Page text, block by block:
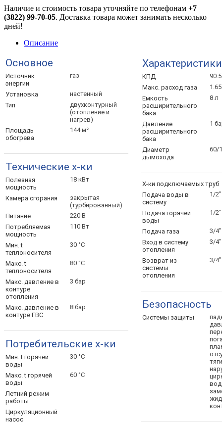
Наличие и стоимость товара уточняйте по телефонам +7
(3822) 99-70-05. Доставка товара может занимать несколько
дней!
Описание
Основное
Источник
энергии
газ
Установка
настенный
Тип
двухконтурный
(отопление и
нагрев)
Площадь
обогрева
144 м²
Технические х-ки
Полезная
мощность
18 кВт
Камера сгорания
закрытая
(турбированный)
Питание
220 В
Потребляемая
мощность
110 Вт
Мин. t
теплоносителя
30 °С
Макс. t
теплоносителя
80 °С
Макс. давление в
контуре
отопления
3 бар
Макс. давление в
контуре ГВС
8 бар
Потребительские х-ки
Мин. t горячей
воды
30 °С
Макс. t горячей
воды
60 °С
Летний режим
работы
Циркуляционный
насос
КПД
Макс. расход газа
Емкость
расширительного
бака
8 л
Давление
расширительного
бака
1
Диаметр
дымохода
60/
Х-ки подключаемых труб
Подача воды в
систему
1/2"
Подача горячей
воды
1/2"
Подача газа
3/4"
Вход в систему
отопления
3/4"
Возврат из
системы
отопления
3/4"
Безопасность
Системы защиты
тяги